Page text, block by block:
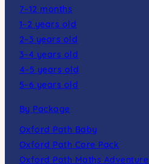
7–12 months
1–2 years old
2–3 years old
3–4 years old
4–5 years old
5–6 years old
By Package
Oxford Path Baby
Oxford Path Core Pack
Oxford Path Maths Adventure